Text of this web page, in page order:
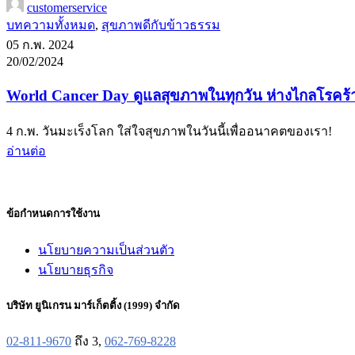
customerservice
บทความทั้งหมด, สุขภาพดีกับข้าวธรรม
05 ก.พ. 2024
20/02/2024
World Cancer Day ดูแลสุขภาพในทุกวัน ห่างไกลโรคร้
4 ก.พ. วันมะเร็งโลก ใส่ใจสุขภาพในวันนี้เพื่ออนาคตของเรา!
อ่านต่อ
ข้อกำหนดการใช้งาน
นโยบายความเป็นส่วนตัว
นโยบายธุรกิจ
บริษัท ยูนิเกรน มาร์เก็ตติ้ง (1999) จำกัด
02-811-9670 ถึง 3, 062-769-8228